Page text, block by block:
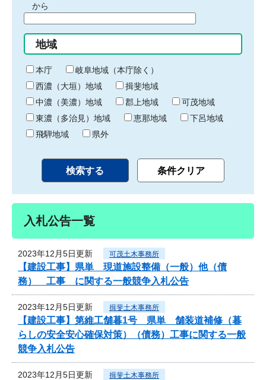
間
始
り
から
間
終
わ
り
地域
本庁
岐阜地域（本庁除く）
西濃（大垣）地域
揖斐地域
中濃（美濃）地域
郡上地域
可茂地域
東濃（多治見）地域
恵那地域
下呂地域
飛騨地域
県外
入札公告一覧
2023年12月5日更新 可茂土木事務所
【建設工事】県単 現道施設整備（一般）他（債
務） 工事 に関する一般競争入札公告
2023年12月5日更新 揖斐土木事務所
【建設工事】第維工舗暮1号 県単 舗装道補修（暮
らしの安全安心確保対策）（債務）工事に関する一般
競争入札公告
2023年12月5日更新 揖斐土木事務所